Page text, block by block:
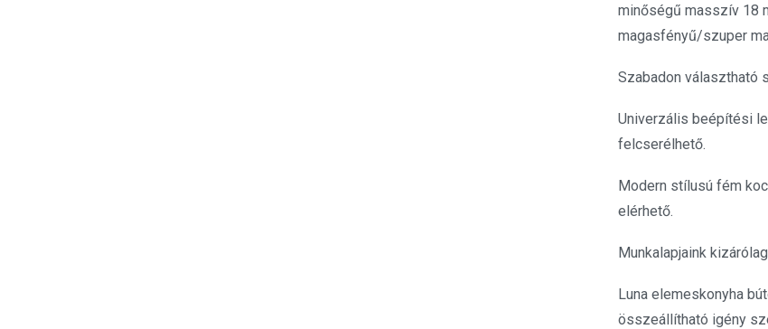
minőségű masszív 18
magasfényű/szuper
Szabadon választható
Univerzális beépítési
felcserélhető.
Modern stílusú fém
elérhető.
Munkalapjaink
Luna elemeskonyha
összeállítható igény